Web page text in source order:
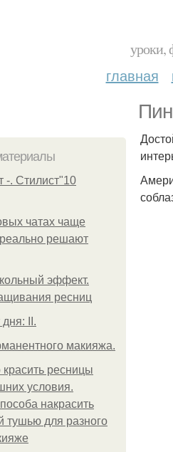
уроки,
главная
-. Стилист"10
чатах чаще
решают
эффект.
ресниц
дня: II.
макияжа.
красить ресницы
условия.
накрасить
тушью для разного